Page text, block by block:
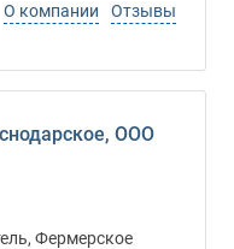
О компании
Отзывы
ООО
Фермерское